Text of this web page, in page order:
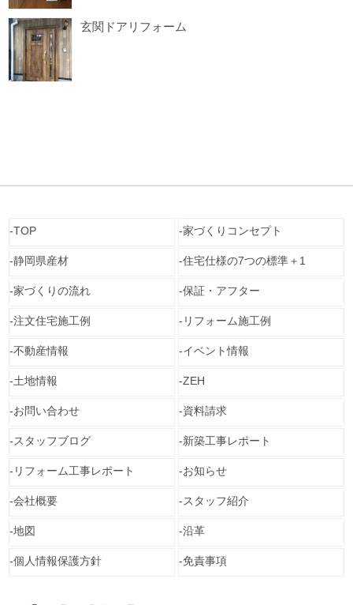
玄関ドアリフォーム
TOP 家づくりコンセプト
静岡県産材 住宅仕様の7つの標準＋1
家づくりの流れ 保証・アフター
注文住宅施工例 リフォーム施工例
不動産情報 イベント情報
土地情報 ZEH
お問い合わせ 資料請求
スタッフブログ 新築工事レポート
リフォーム工事レポート お知らせ
会社概要 スタッフ紹介
地図 沿革
個人情報保護方針 免責事項